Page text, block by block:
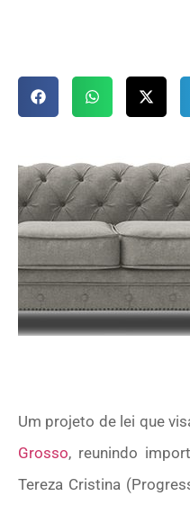
Um projeto de lei que
Grosso, reunindo
Tereza Cristina